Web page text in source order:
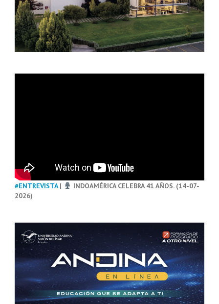
#ENTREVISTA|
INDOAMÉRICA CELEBRA 41 AÑOS. (14-07-
2026)